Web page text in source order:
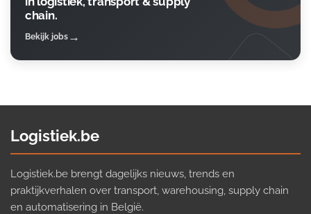
chain.
Bekijk jobs
Logistiek.be
Logistiek.be brengt dagelijks nieuws, trends en
praktijkverhalen over transport, warehousing, supply chain
en automatisering in België.